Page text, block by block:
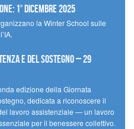
1° dicembre 2025
la Winter School sulle
e del sostegno – 29
edizione della Giornata
dedicata a riconoscere il
lavoro assistenziale — un lavoro
per il benessere collettivo.